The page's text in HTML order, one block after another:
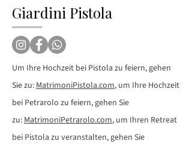
Giardini Pistola
Um Ihre Hochzeit bei Pistola zu feiern, gehen
Sie zu:MatrimoniPistola.com, um Ihre Hochzeit
bei Petrarolo zu feiern, gehen Sie
zu:MatrimoniPetrarolo.com, um Ihren Retreat
bei Pistola zu veranstalten, gehen Sie